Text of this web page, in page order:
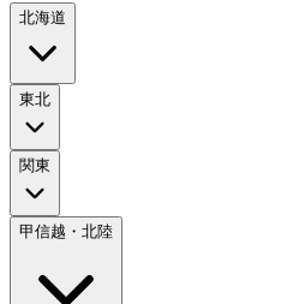
北海道
東北
関東
甲信越・北陸